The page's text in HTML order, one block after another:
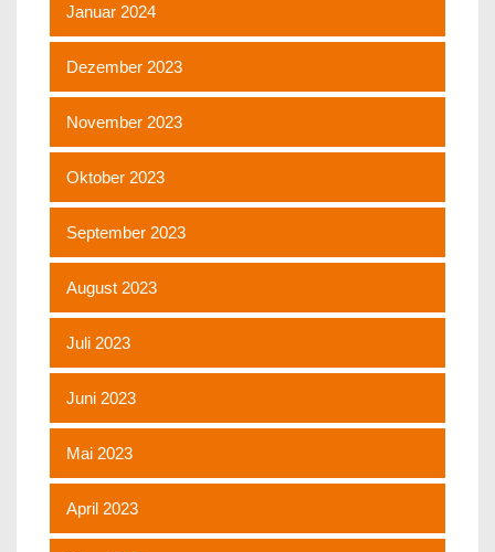
Januar 2024
Dezember 2023
November 2023
Oktober 2023
September 2023
August 2023
Juli 2023
Juni 2023
Mai 2023
April 2023